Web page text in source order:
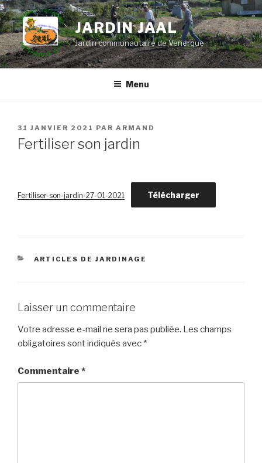
Aller
au
contenu
principal
JARDIN JAAL
Jardin communautaire de Venerque
Menu
PUBLIÉ
LE
31 JANVIER 2021 PAR ARMAND
Fertiliser son jardin
Fertiliser-son-jardin-27-01-2021 Télécharger
CATÉGORIES
ARTICLES DE JARDINAGE
Laisser un commentaire
Votre adresse e-mail ne sera pas publiée. Les champs
obligatoires sont indiqués avec *
Commentaire *